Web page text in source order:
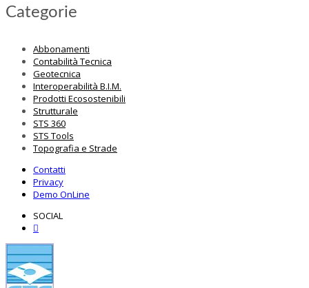
Categorie
Abbonamenti
Contabilità Tecnica
Geotecnica
Interoperabilità B.I.M.
Prodotti Ecosostenibili
Strutturale
STS 360
STS Tools
Topografia e Strade
Contatti
Privacy
Demo OnLine
SOCIAL